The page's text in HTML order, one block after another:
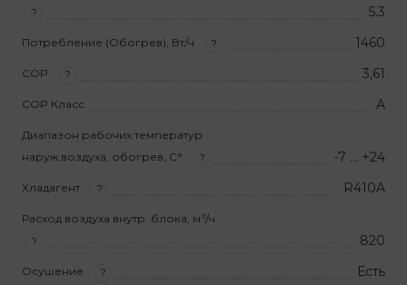
?
5.3
Потребление (Обогрев), Вт/ч ? 1460
COP ? 3,61
COP Класс A
Диапазон рабочих температур
наруж.воздуха, обогрев, С°
? -7 … +24
Хладагент ? R410A
Расход воздуха внутр. блока, м³/ч
?
820
Осушение ? Есть